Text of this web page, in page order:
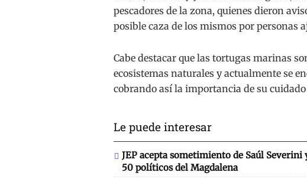
pescadores de la zona, quienes dieron
posible caza de los mismos por personas
Cabe destacar que las tortugas marinas
ecosistemas naturales y actualmente se
cobrando así la importancia de su
Le puede interesar
JEP acepta sometimiento de Saúl
50 políticos del Magdalena